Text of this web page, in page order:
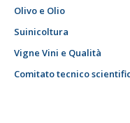
Olivo e Olio
Suinicoltura
Vigne Vini e Qualità
Comitato tecnico